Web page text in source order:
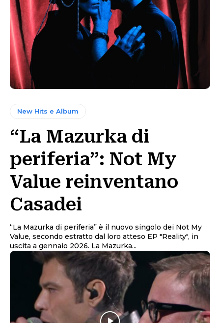
New Hits e Album
“La Mazurka di
periferia”: Not My
Value reinventano
Casadei
“La Mazurka di periferia” è il nuovo singolo dei Not My
Value, secondo estratto dal loro atteso EP "Reality", in
uscita a gennaio 2026. La Mazurka...